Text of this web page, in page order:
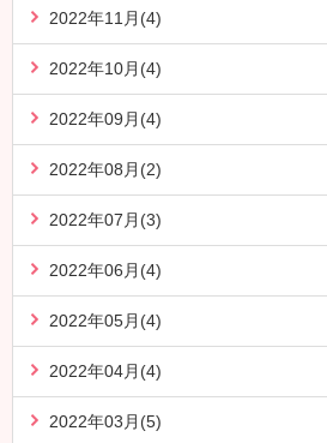
2022年11月(4)
2022年10月(4)
2022年09月(4)
2022年08月(2)
2022年07月(3)
2022年06月(4)
2022年05月(4)
2022年04月(4)
2022年03月(5)